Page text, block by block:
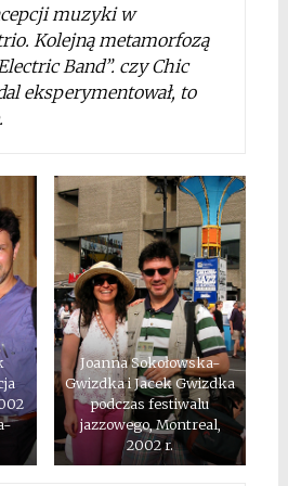
muzyki w
Kolejną metamorfozą
Band”. czy Chic
eksperymentował, to
Joanna Sokołowska-
Gwizdka i Jacek Gwizdka
podczas festiwalu
jazzowego, Montreal,
2002 r.